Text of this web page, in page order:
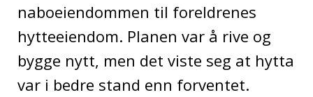
naboeiendommen til foreldrenes
hytteeiendom. Planen var å rive og
bygge nytt, men det viste seg at hytta
var i bedre stand enn forventet.